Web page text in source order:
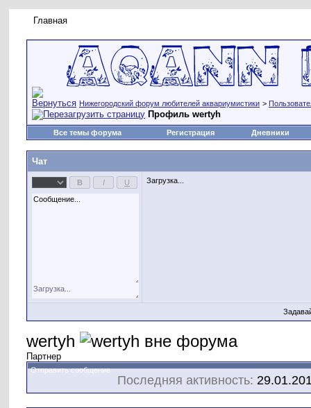
Главная
Нижегородский форум любителей аквариумистики >
Профиль wertyh
Все темы форума Регистрация Дневники
Чат
Загрузка...
wertyh
Партнер
Отправить сообщение
Последняя активность: